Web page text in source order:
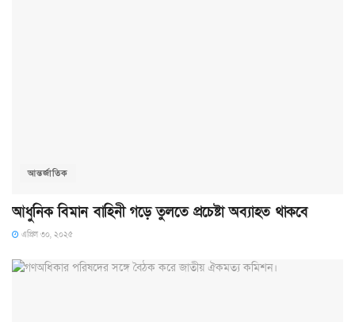
আন্তর্জাতিক
আধুনিক বিমান বাহিনী গড়ে তুলতে প্রচেষ্টা অব্যাহত থাকবে
এপ্রিল ৩০, ২০২৫